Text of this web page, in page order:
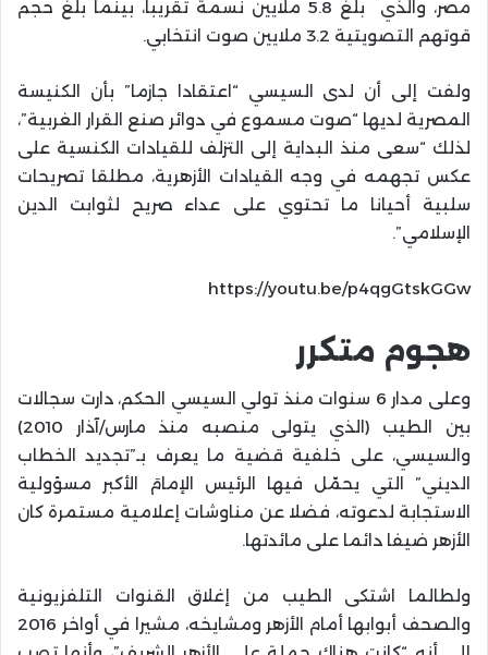
مصر، والذي بلغ 5.8 ملايين نسمة تقريبا، بينما بلغ حجم
قوتهم التصويتية 3.2 ملايين صوت انتخابي.
ولفت إلى أن لدى السيسي “اعتقادا جازما” بأن الكنيسة
المصرية لديها “صوت مسموع في دوائر صنع القرار الغربية”،
لذلك “سعى منذ البداية إلى التزلف للقيادات الكنسية على
عكس تجهمه في وجه القيادات الأزهرية، مطلقا تصريحات
سلبية أحيانا ما تحتوي على عداء صريح لثوابت الدين
الإسلامي”.
https://youtu.be/p4qgGtskGGw
هجوم متكرر
وعلى مدار 6 سنوات منذ تولي السيسي الحكم، دارت سجالات
بين الطيب (الذي يتولى منصبه منذ مارس/آذار 2010)
والسيسي، على خلفية قضية ما يعرف بـ”تجديد الخطاب
الديني” التي يحمّل فيها الرئيس الإمامَ الأكبر مسؤولية
الاستجابة لدعوته، فضلا عن مناوشات إعلامية مستمرة كان
الأزهر ضيفا دائما على مائدتها.
ولطالما اشتكى الطيب من إغلاق القنوات التلفزيونية
والصحف أبوابها أمام الأزهر ومشايخه، مشيرا في أواخر 2016